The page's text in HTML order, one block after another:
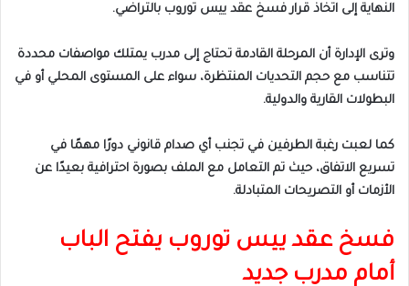
النهاية إلى اتخاذ قرار فسخ عقد ييس توروب بالتراضي.
وترى الإدارة أن المرحلة القادمة تحتاج إلى مدرب يمتلك مواصفات محددة
تتناسب مع حجم التحديات المنتظرة، سواء على المستوى المحلي أو في
البطولات القارية والدولية.
كما لعبت رغبة الطرفين في تجنب أي صدام قانوني دورًا مهمًا في
تسريع الاتفاق، حيث تم التعامل مع الملف بصورة احترافية بعيدًا عن
الأزمات أو التصريحات المتبادلة.
فسخ عقد ييس توروب يفتح الباب
أمام مدرب جديد